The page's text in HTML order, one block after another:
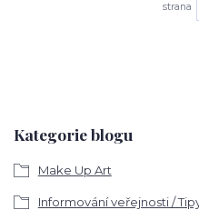
Kategorie blogu
Make Up Art
Informování veřejnosti /
strana